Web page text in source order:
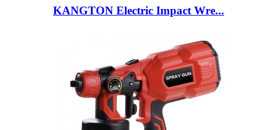
KANGTON Electric Impact Wre...